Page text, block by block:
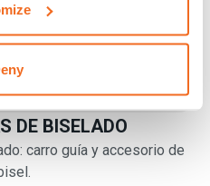
DE BISELADO
carro guía y accesorio de